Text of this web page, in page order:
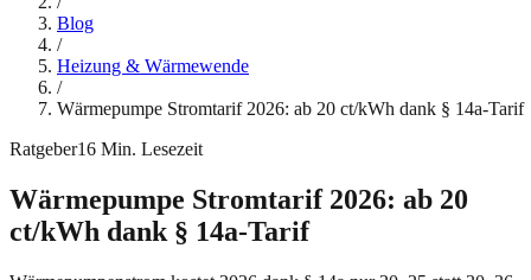
Blog
/
Heizung & Wärmewende
/
Wärmepumpe Stromtarif 2026: ab 20 ct/kWh dank § 14a-Tarif
Ratgeber16 Min. Lesezeit
Wärmepumpe Stromtarif 2026: ab 20
ct/kWh dank § 14a-Tarif